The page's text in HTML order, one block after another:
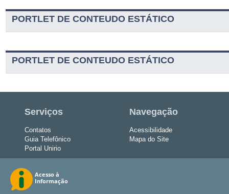
PORTLET DE CONTEUDO ESTÁTICO
PORTLET DE CONTEUDO ESTÁTICO
Serviços
Contatos
Guia Telefônico
Portal Unirio
Navegação
Acessibilidade
Mapa do Site